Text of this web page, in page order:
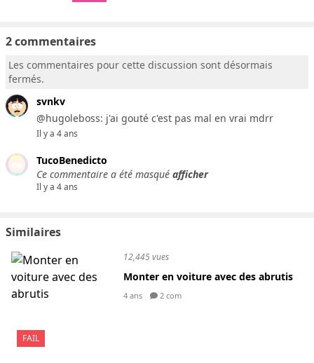
2 commentaires
Les commentaires pour cette discussion sont désormais
fermés.
svnkv
@hugoleboss: j'ai gouté c'est pas mal en vrai mdrr
Il y a 4 ans
TucoBenedicto
Ce commentaire a été masqué afficher
Il y a 4 ans
Similaires
FAIL
12,445 vues
Monter en voiture avec des abrutis
4 ans 2 com